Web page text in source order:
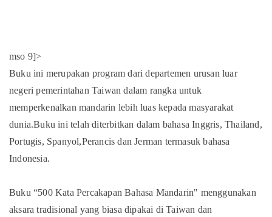
mso 9]>
Buku ini merupakan program dari departemen urusan luar
negeri pemerintahan Taiwan dalam rangka untuk
memperkenalkan mandarin lebih luas kepada masyarakat
dunia.Buku ini telah diterbitkan dalam bahasa Inggris, Thailand,
Portugis, Spanyol,Perancis dan Jerman termasuk bahasa
Indonesia.
Buku “500 Kata Percakapan Bahasa Mandarin" menggunakan
aksara tradisional yang biasa dipakai di Taiwan dan